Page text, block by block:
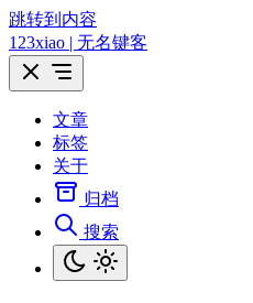
跳转到内容
123xiao | 无名键客
文章
标签
关于
归档
搜索